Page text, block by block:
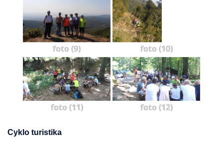
foto (9) foto (10)
foto (11) foto (12)
Cyklo turistika